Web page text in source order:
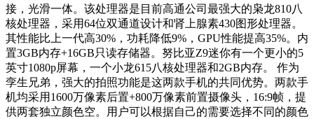
接，光滑一体。该处理器是目前高通公司最强大的枭龙810八
核处理器，采用64位双通道设计和肾上腺素430图形处理器。
其性能比上一代高30%，功耗降低9%，GPU性能提高35%。内
置3GB内存+16GB只读存储器。努比亚Z9迷你有一个更小的5
英寸1080p屏幕，一个小龙615八核处理器和2GB内存。 作为
孪生兄弟，强大的拍照功能是这两款手机的共同优势。两款手
机均采用1600万像素后置+800万像素前置摄像头，16:9帧，提
供两套独立颜色空。用户可以根据自己的需要选择不同的颜色